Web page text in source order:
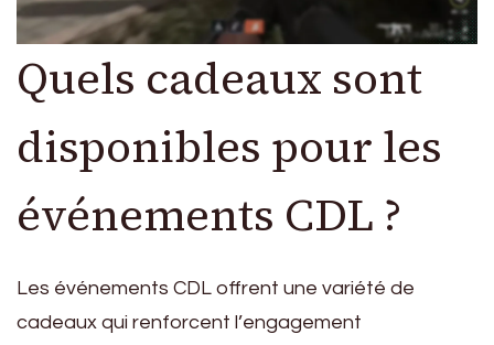
Quels cadeaux sont
disponibles pour les
événements CDL ?
Les événements CDL offrent une variété de
cadeaux qui renforcent l’engagement